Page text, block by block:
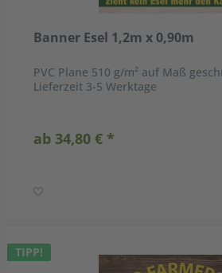
Banner Esel 1,2m x 0,90m
PVC Plane 510 g/m² auf Maß
Lieferzeit 3-5 Werktage
ab 34,80 € *
TIPP!